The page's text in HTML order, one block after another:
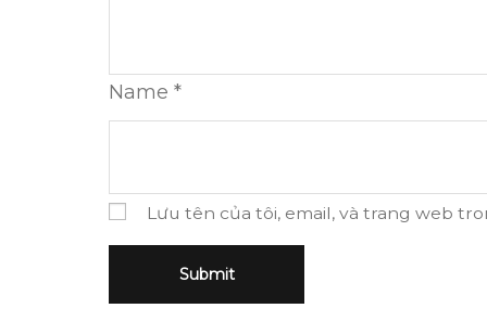
Name *
Lưu tên của tôi, email, và trang web